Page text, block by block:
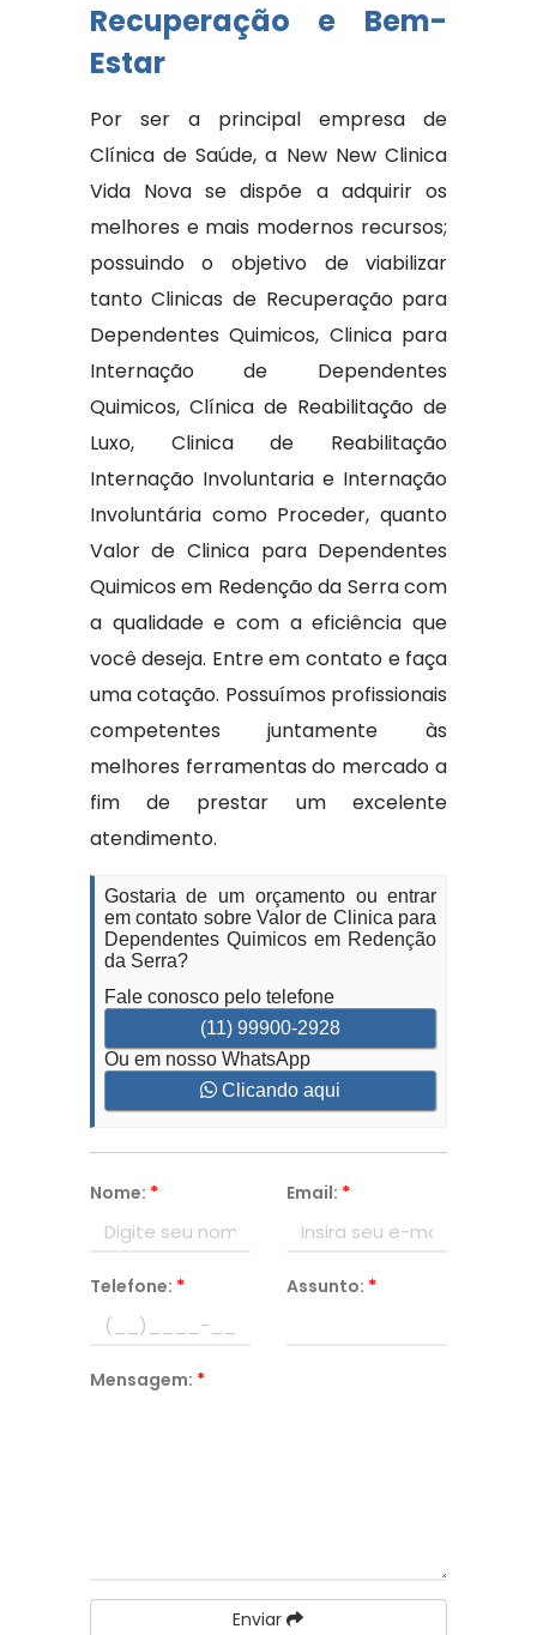
Recuperação e Bem-
Estar
Por ser a principal empresa de
Clínica de Saúde, a New New Clinica
Vida Nova se dispõe a adquirir os
melhores e mais modernos recursos;
possuindo o objetivo de viabilizar
tanto Clinicas de Recuperação para
Dependentes Quimicos, Clinica para
Internação de Dependentes
Quimicos, Clínica de Reabilitação de
Luxo, Clinica de Reabilitação
Internação Involuntaria e Internação
Involuntária como Proceder, quanto
Valor de Clinica para Dependentes
Quimicos em Redenção da Serra com
a qualidade e com a eficiência que
você deseja. Entre em contato e faça
uma cotação. Possuímos profissionais
competentes juntamente às
melhores ferramentas do mercado a
fim de prestar um excelente
atendimento.
Gostaria de um orçamento ou entrar
em contato sobre Valor de Clinica para
Dependentes Quimicos em Redenção
da Serra?
Fale conosco pelo telefone
(11) 99900-2928
Ou em nosso WhatsApp
Clicando aqui
Nome: * Email: *
Telefone: * Assunto: *
Mensagem: *
Enviar